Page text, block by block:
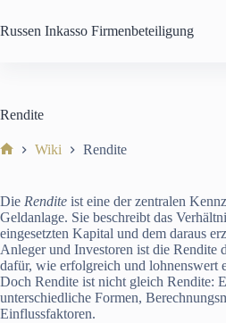
Inhalt
springen
Russen Inkasso Firmenbeteiligung
Rendite
Wiki Rendite
Die Rendite ist eine der zentralen
Geldanlage. Sie beschreibt das
eingesetzten Kapital und dem daraus
Anleger und Investoren ist die Rendite
dafür, wie erfolgreich und lohnenswert
Doch Rendite ist nicht gleich Rendite:
unterschiedliche Formen,
Einflussfaktoren.